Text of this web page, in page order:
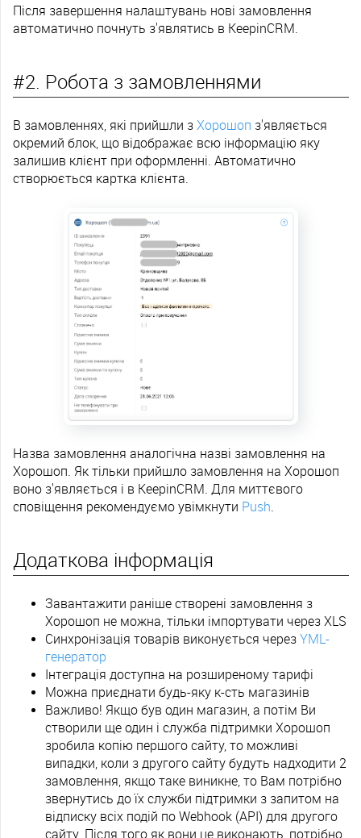
Після завершення налаштувань нові замовлення
автоматично почнуть з'являтись в KeepinCRM.
#2. Робота з замовленнями
В замовленнях, які прийшли з Хорошоп з'являється
окремий блок, що відображає всю інформацію яку
залишив клієнт при оформленні. Автоматично
створюється картка клієнта.
Назва замовлення аналогічна назві замовлення на
Хорошоп. Як тільки прийшло замовлення на Хорошоп
воно з'являється і в KeepinCRM. Для миттєвого
сповіщення рекомендуємо увімкнути Push.
Додаткова інформація
Завантажити раніше створені замовлення з
Хорошоп не можна, тільки імпортувати через XLS
Синхронізація товарів виконується через YML-
генератор
Інтеграція доступна на розширеному тарифі
Можна приєднати будь-яку к-сть магазинів
Важливо! Якщо був один магазин, а потім Ви
створили ще один і служба підтримки Хорошоп
зробила копію першого сайту, то можливі
випадки, коли з другого сайту будуть надходити 2
замовлення, якщо таке виникне, то Вам потрібно
звернутись до їх служби підтримки з запитом на
відписку всіх подій по Webhook (API) для другого
сайту. Після того як вони це виконають, потрібно